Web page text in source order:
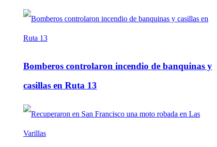
Bomberos controlaron incendio de banquinas y
casillas en Ruta 13